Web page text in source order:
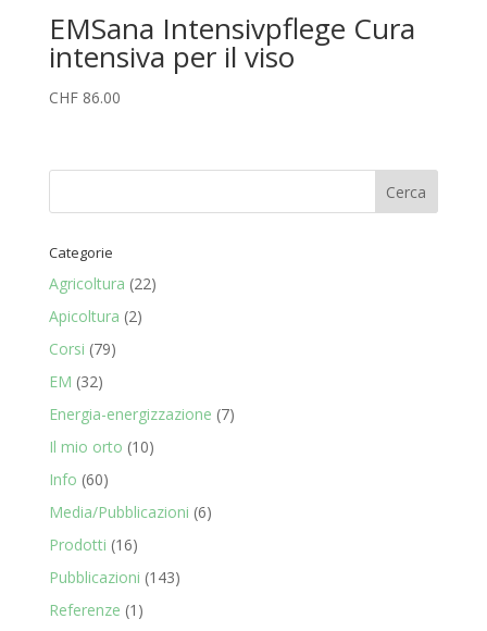
EMSana Intensivpflege Cura
intensiva per il viso
CHF86.00
Categorie
Agricoltura (22)
Apicoltura (2)
Corsi (79)
EM (32)
Energia-energizzazione (7)
Il mio orto (10)
Info (60)
Media/Pubblicazioni (6)
Prodotti (16)
Pubblicazioni (143)
Referenze (1)